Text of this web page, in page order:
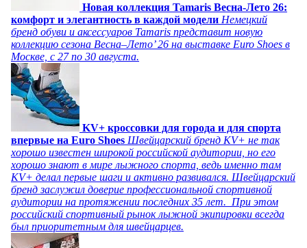
Новая коллекция Tamaris Весна-Лето 26:
комфорт и элегантность в каждой модели Немецкий
бренд обуви и аксессуаров Tamaris представит новую
коллекцию сезона Весна–Лето’ 26 на выставке Euro Shoes в
Москве, с 27 по 30 августа.
KV+ кроссовки для города и для спорта
впервые на Euro Shoes Швейцарский бренд KV+ не так
хорошо известен широкой российской аудитории, но его
хорошо знают в мире лыжного спорта, ведь именно там
KV+ делал первые шаги и активно развивался. Швейцарский
бренд заслужил доверие профессиональной спортивной
аудитории на протяжении последних 35 лет. При этом
российский спортивный рынок лыжной экипировки всегда
был приоритетным для швейцарцев.